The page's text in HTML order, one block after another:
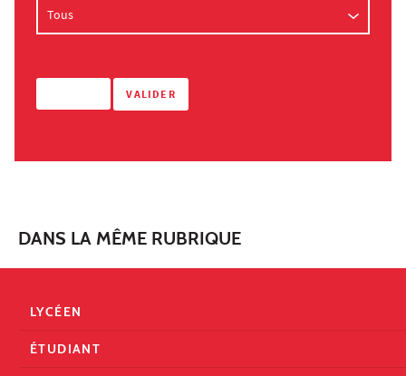
DANS LA MÊME RUBRIQUE
LYCÉEN
ÉTUDIANT